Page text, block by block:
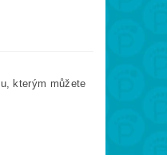
kterým můžete